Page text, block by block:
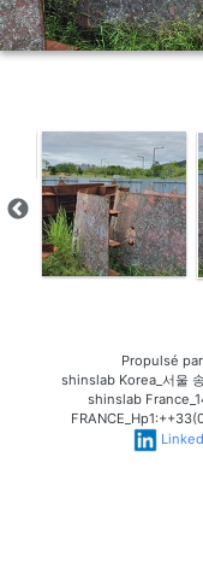
Propulsé par
shinslab Korea_서울
shinslab